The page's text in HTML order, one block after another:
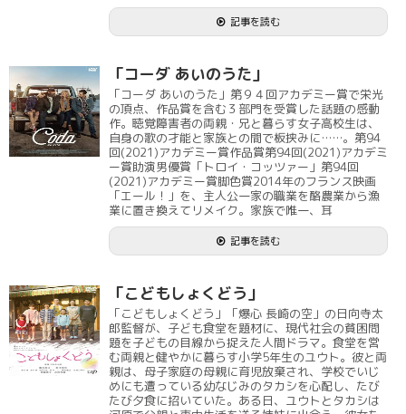
記事を読む
「コーダ あいのうた」
「コーダ あいのうた」第９４回アカデミー賞で栄光
の頂点、作品賞を含む３部門を受賞した話題の感動
作。聴覚障害者の両親・兄と暮らす女子高校生は、
自身の歌の才能と家族との間で板挟みに……。第94
回(2021)アカデミー賞作品賞第94回(2021)アカデミ
ー賞助演男優賞「トロイ・コッツァー」第94回
(2021)アカデミー賞脚色賞2014年のフランス映画
「エール！」を、主人公一家の職業を酪農業から漁
業に置き換えてリメイク。家族で唯一、耳
記事を読む
「こどもしょくどう」
「こどもしょくどう」「爆心 長崎の空」の日向寺太
郎監督が、子ども食堂を題材に、現代社会の貧困問
題を子どもの目線から捉えた人間ドラマ。食堂を営
む両親と健やかに暮らす小学5年生のユウト。彼と両
親は、母子家庭の母親に育児放棄され、学校でいじ
めにも遭っている幼なじみのタカシを心配し、たび
たび夕食に招いていた。ある日、ユウトとタカシは